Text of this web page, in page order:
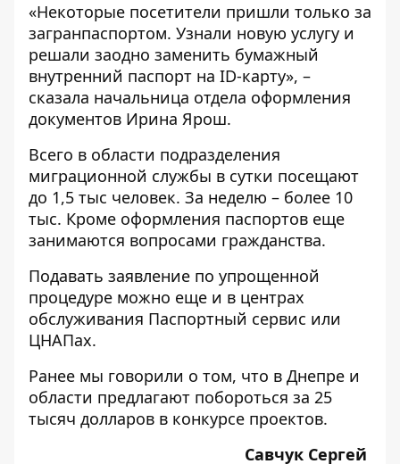
«Некоторые посетители пришли только за
загранпаспортом. Узнали новую услугу и
решали заодно заменить бумажный
внутренний паспорт на ID-карту», ​​–
сказала начальница отдела оформления
документов Ирина Ярош.
Всего в области подразделения
миграционной службы в сутки посещают
до 1,5 тыс человек. За неделю – более 10
тыс. Кроме оформления паспортов еще
занимаются вопросами гражданства.
Подавать заявление по упрощенной
процедуре можно еще и в центрах
обслуживания Паспортный сервис или
ЦНАПах.
Ранее мы говорили о том, что в Днепре и
области предлагают побороться за 25
тысяч долларов в конкурсе проектов.
Савчук Сергей